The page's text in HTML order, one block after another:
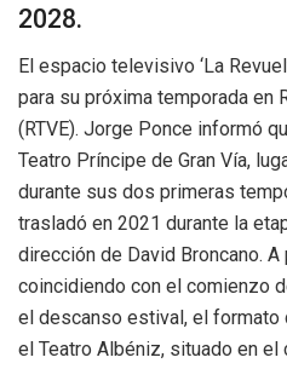
2028.
El espacio televisivo ‘La
para su próxima temporada en
(RTVE). Jorge Ponce informó
Teatro Príncipe de Gran Vía,
durante sus dos primeras
trasladó en 2021 durante la
dirección de David Broncano.
coincidiendo con el comienzo
el descanso estival, el
el Teatro Albéniz, situado en el